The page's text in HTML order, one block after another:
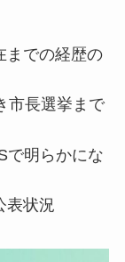
までの経歴の
市長選挙まで
で明らかにな
表状況